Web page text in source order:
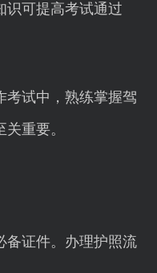
识可提高考试通过
考试中，熟练掌握驾
重要。
备证件。办理护照流